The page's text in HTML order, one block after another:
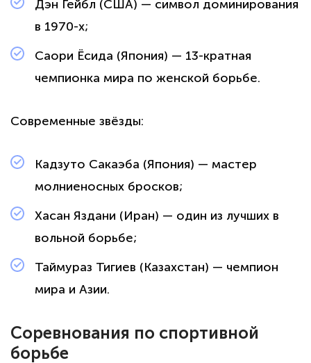
Дэн Гейбл (США) — символ доминирования
в 1970-х;
Саори Ёсида (Япония) — 13-кратная
чемпионка мира по женской борьбе.
Современные звёзды:
Кадзуто Сакаэба (Япония) — мастер
молниеносных бросков;
Хасан Яздани (Иран) — один из лучших в
вольной борьбе;
Таймураз Тигиев (Казахстан) — чемпион
мира и Азии.
Соревнования по спортивной
борьбе